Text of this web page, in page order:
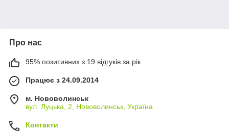
Про нас
95% позитивних з 19 відгуків за рік
Працює з 24.09.2014
м. Нововолинськ
вул. Луцька, 2, Нововолинськ, Україна
Контакти